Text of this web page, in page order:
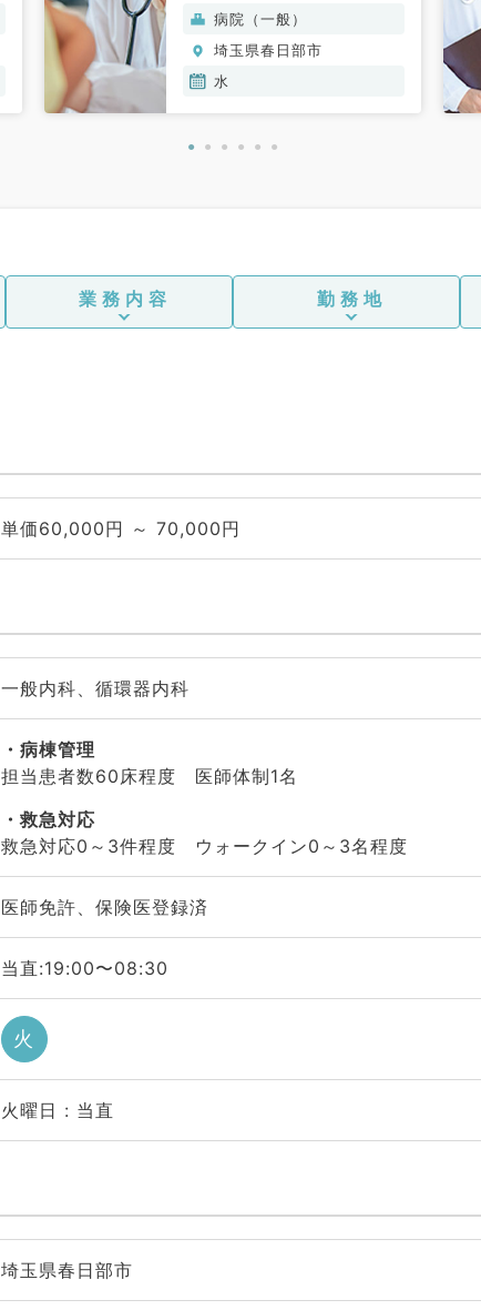
吸器内科、消化器内科、内
分泌・代謝内科、老年内科
病院（一般）
埼玉県春日部市
水
業務内容 勤務地
単価60,000円 ～ 70,000円
一般内科、循環器内科
病棟管理
担当患者数60床程度 医師体制1名
救急対応
救急対応0～3件程度 ウォークイン0～3名程度
医師免許、保険医登録済
当直:19:00〜08:30
火
火曜日 : 当直
埼玉県春日部市